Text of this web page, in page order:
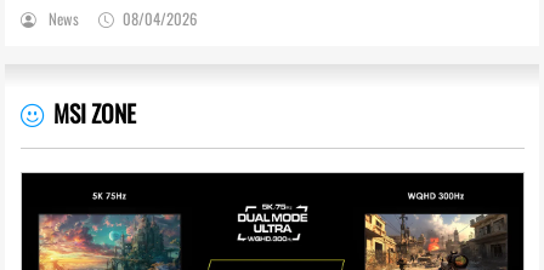
News 08/04/2026
MSI ZONE